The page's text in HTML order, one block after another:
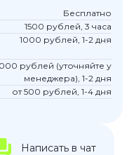
Бесплатно
1500 рублей, 3 часа
1000 рублей, 1-2 дня
рублей (уточняйте у
менеджера), 1-2 дня
от 500 рублей, 1-4 дня
Написать в чат